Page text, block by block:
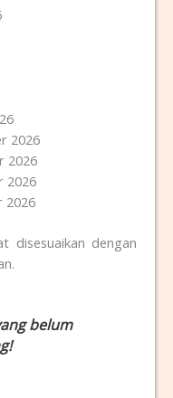
2026
2026
2026
2026
disesuaikan dengan
belum